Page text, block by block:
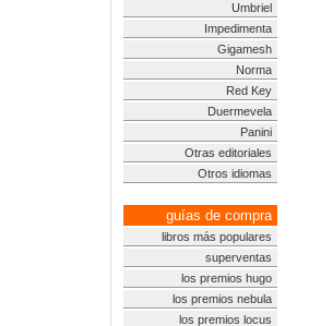
Umbriel
Impedimenta
Gigamesh
Norma
Red Key
Duermevela
Panini
Otras editoriales
Otros idiomas
guías de compra
libros más populares
superventas
los premios hugo
los premios nebula
los premios locus